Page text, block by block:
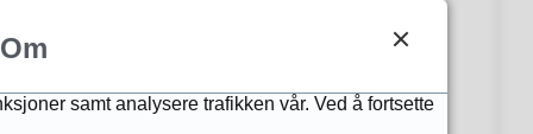
Om
samt analysere trafikken vår. Ved å fortsette